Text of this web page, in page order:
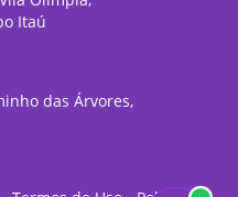
Itaú
das Árvores,